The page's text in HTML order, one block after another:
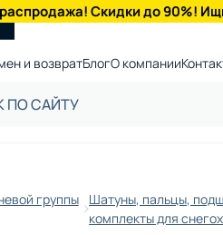
Скидки до 90%!
и возвратБлогО компании
группы
Шатуны, пальцы,
комплекты для